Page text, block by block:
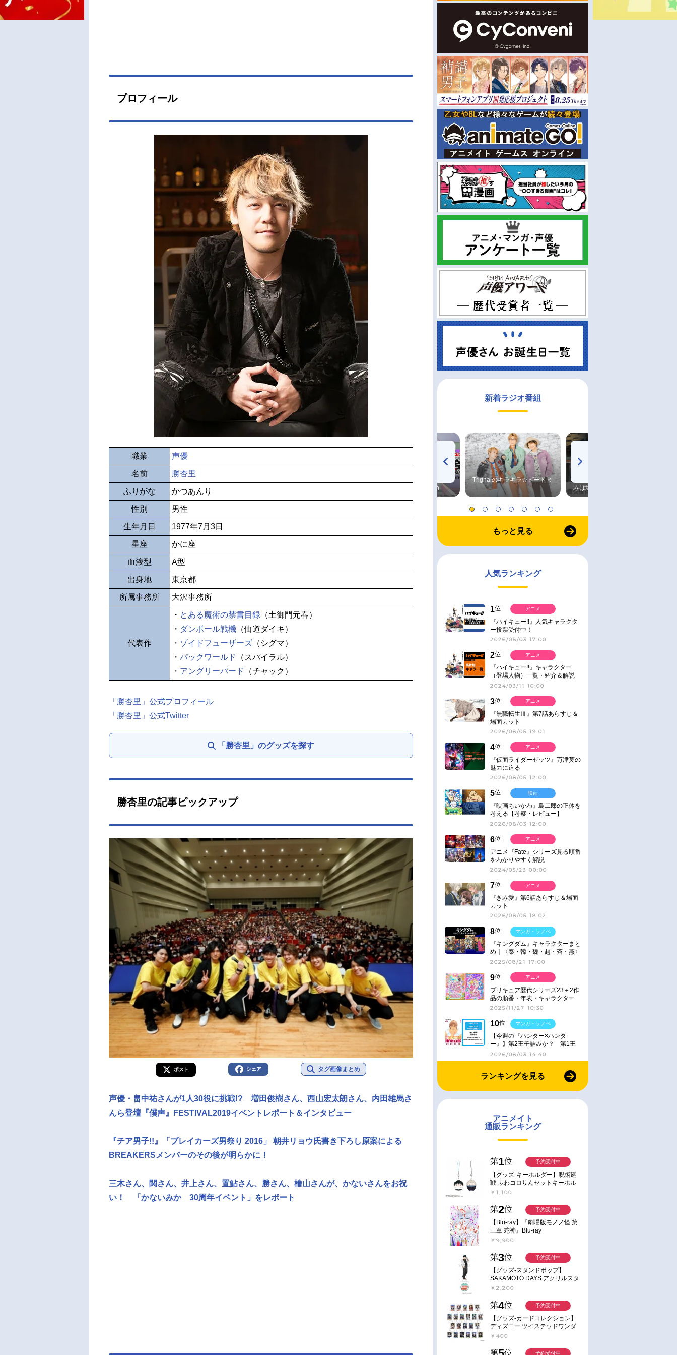
プロフィール
職業 声優
名前 勝杏里
ふりがな かつあんり
性別 男性
生年月日 1977年7月3日
星座 かに座
血液型 A型
出身地 東京都
所属事務所 大沢事務所
代表作
・ とある魔術の禁書目録 （土御門元春）
・ ダンボール戦機 （仙道ダイキ）
・ ゾイドフューザーズ （シグマ）
・ パックワールド
（スパイラル）
・ アングリーバード （チャック）
「勝杏里」公式プロフィール
「勝杏里」公式Twitter
「勝杏里」のグッズを探す
勝杏里の記事ピックアップ
ポスト シェア タグ画像まとめ
声優・畠中祐さんが1人30役に挑戦!? 増田俊樹さん、西山宏太朗さん、内田雄馬さ
んら登壇『僕声』FESTIVAL2019イベントレポート＆インタビュー
『チア男子!!』「ブレイカーズ男祭り 2016」 朝井リョウ氏書き下ろし原案による
BREAKERSメンバーのその後が明らかに！
三木さん、関さん、井上さん、置鮎さん、勝さん、檜山さんが、かないさんをお祝
い！ 「かないみか 30周年イベント」をレポート
新着ラジオ番組
radio 大直会 2nd season
Trignalのキラキラ☆ビートＲ
みは塩だけ
もっと見る
人気ランキング
1位
『ハイキュー!!』人気キャラクタ
ー投票受付中！
2026/08/03 17:00
アニメ
2位
『ハイキュー!!』キャラクター
（登場人物）一覧・紹介＆解説
2024/03/11 16:00
アニメ
3位
『無職転生Ⅲ』第7話あらすじ＆
場面カット
2026/08/05 19:01
アニメ
4位
『仮面ライダーゼッツ』万津莫の
魅力に迫る
2026/08/05 12:00
アニメ
5位
『映画ちいかわ』島二郎の正体を
考える【考察・レビュー】
2026/08/03 12:00
映画
6位
アニメ『Fate』シリーズ見る順番
をわかりやすく解説
2024/05/23 00:00
アニメ
7位
『きみ愛』第6話あらすじ＆場面
カット
2026/08/05 18:02
アニメ
8位
『キングダム』キャラクターまと
め｜〈秦・韓・魏・趙・斉・燕〉
2025/08/21 17:00
マンガ・ラノベ
9位
プリキュア歴代シリーズ23＋2作
品の順番・年表・キャラクター
【2025年版】
2025/11/27 10:30
アニメ
10位
【今週の『ハンター×ハンタ
ー』】第2王子詰みか？ 第1王
子と第4王子が対峙「発令」＜
No.416＞
2026/08/03 14:40
マンガ・ラノベ
ランキングを見る
アニメイト
通販ランキング
第1位
【グッズ-キーホルダー】呪術廻
戦 ふわコロりんセットキーホル
ダー【アニメイト特典付】
￥1,100
予約受付中
第2位
【Blu-ray】『劇場版モノノ怪 第
三章 蛇神』Blu-ray
￥9,900
予約受付中
第3位
【グッズ-スタンドポップ】
SAKAMOTO DAYS アクリルスタ
ンド～Sunny Afternoon～ 4.南雲
￥2,200
予約受付中
第4位
【グッズ-カードコレクション】
ディズニー ツイステッドワンダ
ーランド ランダムカードコレク
￥400
予約受付中
第 位 予約受付中